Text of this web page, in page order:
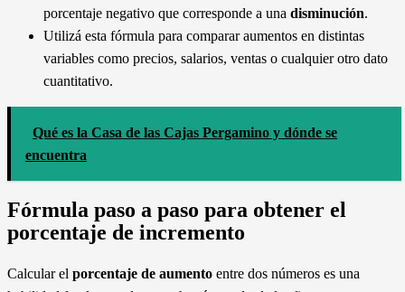
porcentaje negativo que corresponde a una disminución.
Utilizá esta fórmula para comparar aumentos en distintas
variables como precios, salarios, ventas o cualquier otro dato
cuantitativo.
Qué es la Casa de las Cajas Pergamino y dónde se
encuentra
Fórmula paso a paso para obtener el
porcentaje de incremento
Calcular el porcentaje de aumento entre dos números es una